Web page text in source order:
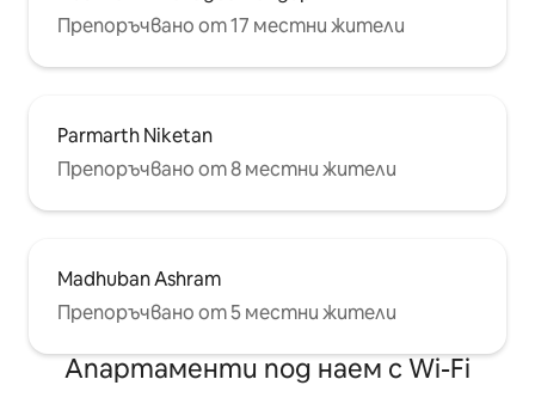
Препоръчвано от 17 местни жители
Parmarth Niketan
Препоръчвано от 8 местни жители
Madhuban Ashram
Препоръчвано от 5 местни жители
Апартаменти под наем с Wi-Fi